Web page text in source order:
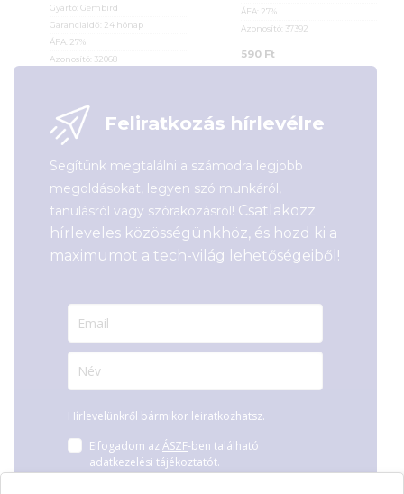
Gyártó:Gembird
Garanciaidő: 24 hónap
ÁFA: 27%
Azonosító: 32068
ÁFA: 27%
Azonosító: 37392
590 Ft
Feliratkozás hírlevélre
Segítünk megtalálni a számodra legjobb
megoldásokat, legyen szó munkáról,
tanulásról vagy szórakozásról! Csatlakozz
hírleveles közösségünkhöz, és hozd ki a
maximumot a tech-világ lehetőségeiből!
Hírlevelünkről bármikor leiratkozhatsz.
Elfogadom az ÁSZF-ben található
adatkezelési tájékoztatót.